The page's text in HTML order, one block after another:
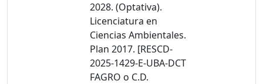
2028. (Optativa).
Licenciatura en
Ciencias Ambientales.
Plan 2017. [RESCD-
2025-1429-E-UBA-DCT
FAGRO o C.D.